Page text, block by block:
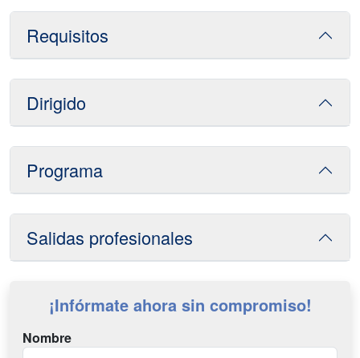
Requisitos
Dirigido
Programa
Salidas profesionales
¡Infórmate ahora sin compromiso!
Nombre